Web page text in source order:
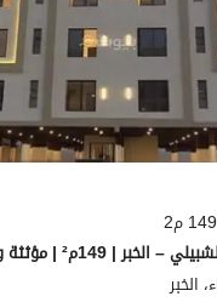
149 م2
| مؤثثة وجاهزة للاستثمار